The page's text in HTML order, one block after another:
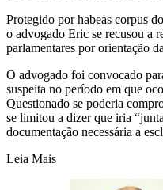
Protegido por habeas corpus do
o advogado Eric se recusou a
parlamentares por orientação
O advogado foi convocado
suspeita no período em que
Questionado se poderia
se limitou a dizer que iria
documentação necessária a
Leia Mais